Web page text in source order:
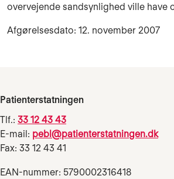
overvejende sandsynlighed ville have
Afgørelsesdato: 12. november 2007
Patienterstatningen
Tlf.: 33 12 43 43
E-mail: pebl@patienterstatningen.dk
Fax: 33 12 43 41
EAN-nummer: 5790002316418